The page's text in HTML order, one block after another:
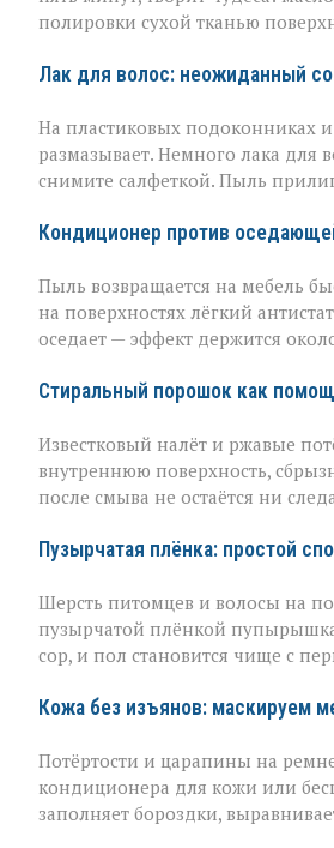
полировки сухой тканью
Лак для волос: неожиданный
На пластиковых подоконниках и
размазывает. Немного лака для
снимите салфеткой. Пыль
Кондиционер против
Пыль возвращается на мебель
на поверхностях лёгкий
оседает — эффект держится
Стиральный порошок как
Известковый налёт и ржавые
внутреннюю поверхность,
после смыва не остаётся ни
Пузырчатая плёнка: простой
Шерсть питомцев и волосы на
пузырчатой плёнкой
сор, и пол становится чище с
Кожа без изъянов: маскируем
Потёртости и царапины на
кондиционера для кожи или
заполняет бороздки,